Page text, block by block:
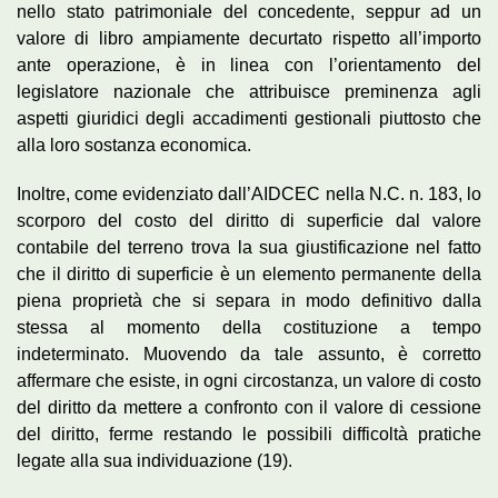
nello stato patrimoniale del concedente, seppur ad un
valore di libro ampiamente decurtato rispetto all’importo
ante operazione, è in linea con l’orientamento del
legislatore nazionale che attribuisce preminenza agli
aspetti giuridici degli accadimenti gestionali piuttosto che
alla loro sostanza economica.
Inoltre, come evidenziato dall’AIDCEC nella N.C. n. 183, lo
scorporo del costo del diritto di superficie dal valore
contabile del terreno trova la sua giustificazione nel fatto
che il diritto di superficie è un elemento permanente della
piena proprietà che si separa in modo definitivo dalla
stessa al momento della costituzione a tempo
indeterminato. Muovendo da tale assunto, è corretto
affermare che esiste, in ogni circostanza, un valore di costo
del diritto da mettere a confronto con il valore di cessione
del diritto, ferme restando le possibili difficoltà pratiche
legate alla sua individuazione (19).